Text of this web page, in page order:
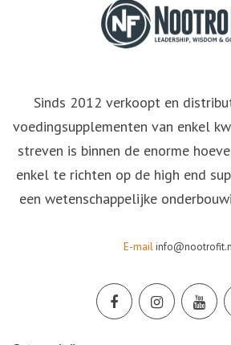
Sinds 2012 verkoopt en
voedingsupplementen van enkel
streven is binnen de enorme
enkel te richten op de high end
een wetenschappelijke
E-mail